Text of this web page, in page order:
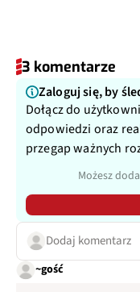
3 komentarze
Zaloguj się, by
Dołącz do
odpowiedzi oraz
przegap ważnych
Możesz
Dodaj komentarz
~gość